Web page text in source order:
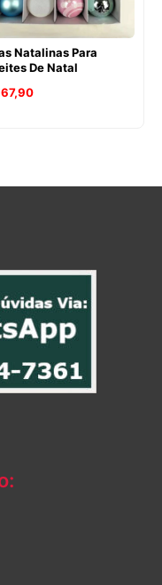
Natalinas Para
De Natal